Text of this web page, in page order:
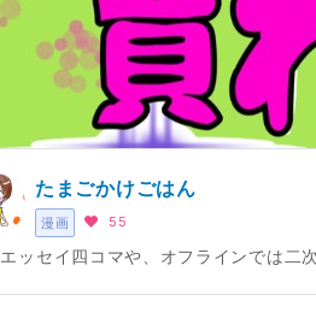
漫画
たまごかけごはん
55
ッセイ四コマや、オフラインでは二